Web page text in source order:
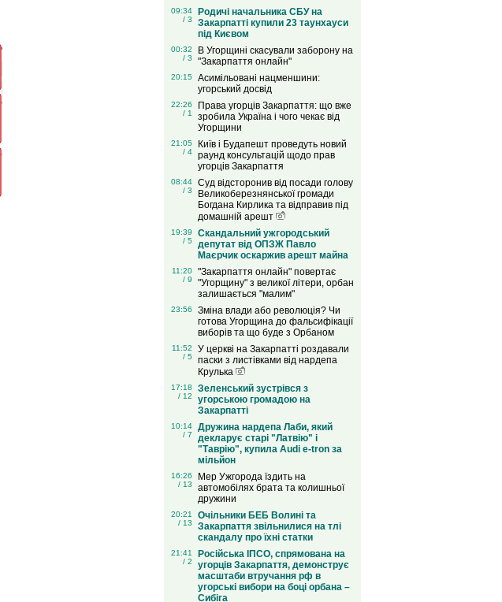
09:34
/ 3
Родичі начальника СБУ на
Закарпатті купили 23 таунхауси
під Києвом
00:32
/ 3
В Угорщині скасували заборону на
"Закарпаття онлайн"
20:15
Асимільовані нацменшини:
угорський досвід
22:26
/ 1
Права угорців Закарпаття: що вже
зробила Україна і чого чекає від
Угорщини
21:05
/ 4
Київ і Будапешт проведуть новий
раунд консультацій щодо прав
угорців Закарпаття
08:44
/ 3
Суд відсторонив від посади голову
Великоберезнянської громади
Богдана Кирлика та відправив під
домашній арешт
19:39
/ 5
Скандальний ужгородський
депутат від ОПЗЖ Павло
Маєрчик оскаржив арешт майна
11:20
/ 9
"Закарпаття онлайн" повертає
"Угорщину" з великої літери, орбан
залишається "малим"
23:56
Зміна влади або революція? Чи
готова Угорщина до фальсифікації
виборів та що буде з Орбаном
11:52
/ 5
У церкві на Закарпатті роздавали
паски з листівками від нардепа
Крулька
17:18
/ 12
Зеленський зустрівся з
угорською громадою на
Закарпатті
10:14
/ 7
Дружина нардепа Лаби, який
декларує старі "Латвію" і
"Таврію", купила Audi e-tron за
мільйон
16:26
/ 13
Мер Ужгорода їздить на
автомобілях брата та колишньої
дружини
20:21
/ 13
Очільники БЕБ Волині та
Закарпаття звільнилися на тлі
скандалу про їхні статки
21:41
/ 2
Російська ІПСО, спрямована на
угорців Закарпаття, демонструє
масштаби втручання рф в
угорські вибори на боці орбана –
Сибіга